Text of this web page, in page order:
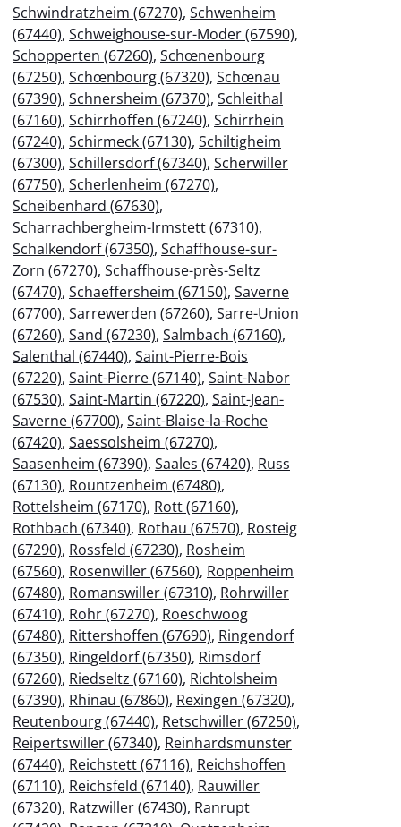
Schwindratzheim (67270), Schwenheim
(67440), Schweighouse-sur-Moder (67590),
Schopperten (67260), Schœnenbourg
(67250), Schœnbourg (67320), Schœnau
(67390), Schnersheim (67370), Schleithal
(67160), Schirrhoffen (67240), Schirrhein
(67240), Schirmeck (67130), Schiltigheim
(67300), Schillersdorf (67340), Scherwiller
(67750), Scherlenheim (67270),
Scheibenhard (67630),
Scharrachbergheim-Irmstett (67310),
Schalkendorf (67350), Schaffhouse-sur-
Zorn (67270), Schaffhouse-près-Seltz
(67470), Schaeffersheim (67150), Saverne
(67700), Sarrewerden (67260), Sarre-Union
(67260), Sand (67230), Salmbach (67160),
Salenthal (67440), Saint-Pierre-Bois
(67220), Saint-Pierre (67140), Saint-Nabor
(67530), Saint-Martin (67220), Saint-Jean-
Saverne (67700), Saint-Blaise-la-Roche
(67420), Saessolsheim (67270),
Saasenheim (67390), Saales (67420), Russ
(67130), Rountzenheim (67480),
Rottelsheim (67170), Rott (67160),
Rothbach (67340), Rothau (67570), Rosteig
(67290), Rossfeld (67230), Rosheim
(67560), Rosenwiller (67560), Roppenheim
(67480), Romanswiller (67310), Rohrwiller
(67410), Rohr (67270), Roeschwoog
(67480), Rittershoffen (67690), Ringendorf
(67350), Ringeldorf (67350), Rimsdorf
(67260), Riedseltz (67160), Richtolsheim
(67390), Rhinau (67860), Rexingen (67320),
Reutenbourg (67440), Retschwiller (67250),
Reipertswiller (67340), Reinhardsmunster
(67440), Reichstett (67116), Reichshoffen
(67110), Reichsfeld (67140), Rauwiller
(67320), Ratzwiller (67430), Ranrupt